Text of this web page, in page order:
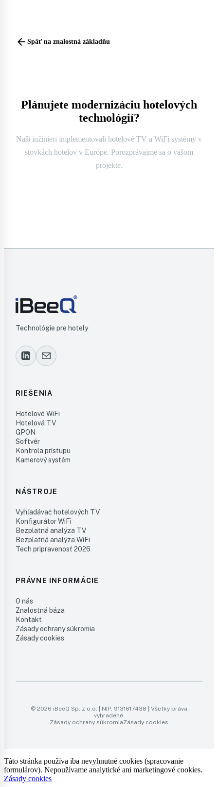
arrow_back Späť na znalostná základňu
Plánujete modernizáciu hotelových
technológií?
Naši inžinieri implementovali hotelové TV a WiFi systémy v
stovkách hotelov v Európe. Porozprávajme sa o vašom
projekte.
Technológie pre hotely
RIEŠENIA
Hotelové WiFi
Hotelová TV
GPON
Softvér
Kontrola prístupu
Kamerový systém
NÁSTROJE
Vyhľadávač hotelových TV
Konfigurátor WiFi
Bezplatná analýza TV
Bezplatná analýza WiFi
Tech pripravenosť 2026
PRÁVNE INFORMÁCIE
O nás
Znalostná báza
Kontakt
Zásady ochrany súkromia
Zásady cookies
© 2026 iBeeQ Sp. z o.o. | NIP: 9131617438 | Všetky práva
vyhradené.
Zásady ochrany súkromiaZásady cookies
Táto stránka používa iba nevyhnutné cookies (spracovanie
formulárov). Nepoužívame analytické ani marketingové cookies.
Zásady cookies